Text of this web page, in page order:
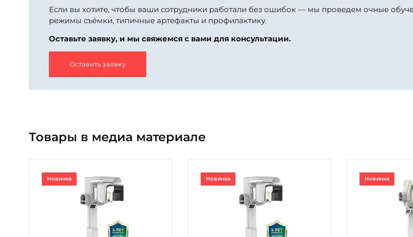
Если вы хотите, чтобы ваши сотрудники работали без ошибок — мы проведем очные
режимы съёмки, типичные артефакты и профилактику.
Оставьте заявку, и мы свяжемся с вами для консультации.
Оставить заявку
Товары в медиа материале
Новинка Новинка Новинка